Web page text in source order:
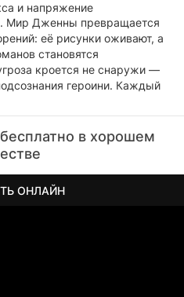
и напряжение
Мир Дженны превращается
её рисунки оживают, а
становятся
кроется не снаружи —
героини. Каждый
принимают облик
прочие чудовища — не
упрёки,
критика её решений и
каждый, кто хочет
в хорошем
ОНЛАЙН